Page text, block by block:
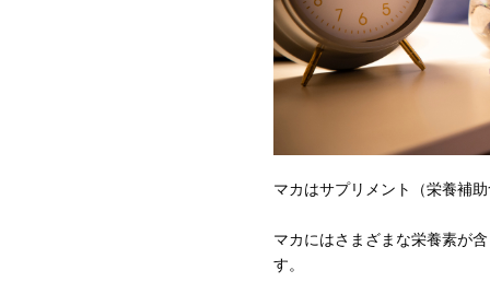
マカはサプリメント（栄養補
マカにはさまざまな栄養素が
す。